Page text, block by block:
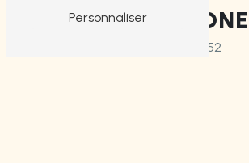
TÉLÉPHONE
05 55 14 49 52
Personnaliser